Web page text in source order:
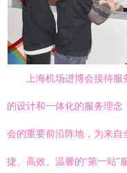
上海机场进博会接待
的设计和一体化的服务理
会的重要前沿阵地，为来自
捷、高效、温馨的“第一站”